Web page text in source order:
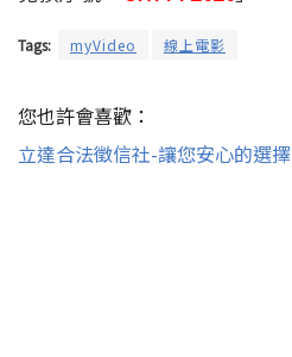
Tags: myVideo 線上電影
您也許會喜歡：
立達合法徵信社-讓您安心的選擇